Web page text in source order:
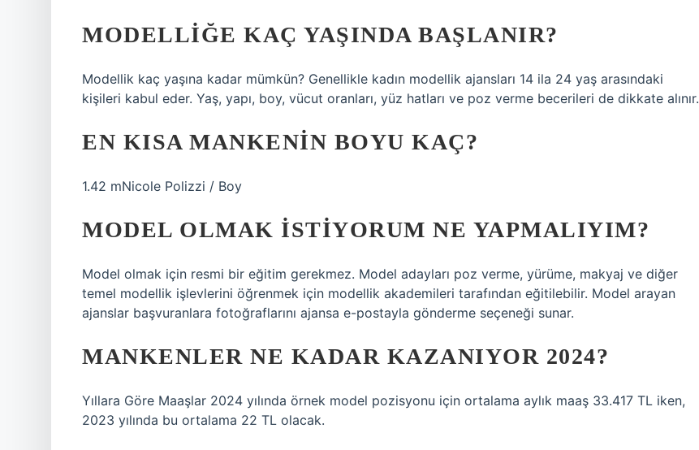
MODELLIĞE KAÇ YAŞINDA BAŞLANIR?
Modellik kaç yaşına kadar mümkün? Genellikle kadın modellik ajansları 14 ila 24 yaş arasındaki
kişileri kabul eder. Yaş, yapı, boy, vücut oranları, yüz hatları ve poz verme becerileri de dikkate alınır.
EN KISA MANKENIN BOYU KAÇ?
1.42 mNicole Polizzi / Boy
MODEL OLMAK ISTIYORUM NE YAPMALIYIM?
Model olmak için resmi bir eğitim gerekmez. Model adayları poz verme, yürüme, makyaj ve diğer
temel modellik işlevlerini öğrenmek için modellik akademileri tarafından eğitilebilir. Model arayan
ajanslar başvuranlara fotoğraflarını ajansa e-postayla gönderme seçeneği sunar.
MANKENLER NE KADAR KAZANIYOR 2024?
Yıllara Göre Maaşlar 2024 yılında örnek model pozisyonu için ortalama aylık maaş 33.417 TL iken,
2023 yılında bu ortalama 22 TL olacak.